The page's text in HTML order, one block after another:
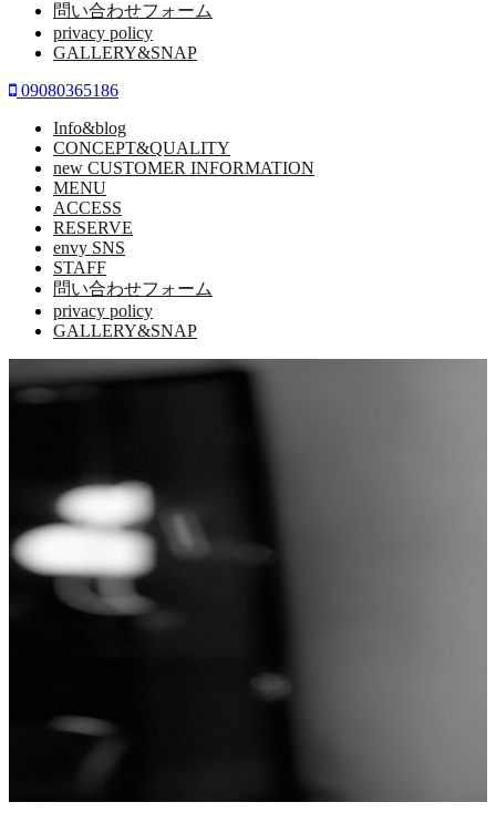
問い合わせフォーム
privacy policy
GALLERY&SNAP
09080365186
Info&blog
CONCEPT&QUALITY
new CUSTOMER INFORMATION
MENU
ACCESS
RESERVE
envy SNS
STAFF
問い合わせフォーム
privacy policy
GALLERY&SNAP